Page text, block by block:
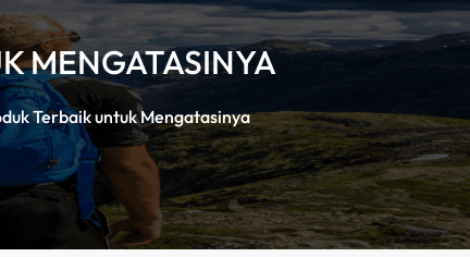
MENGATASINYA
Terbaik untuk Mengatasinya